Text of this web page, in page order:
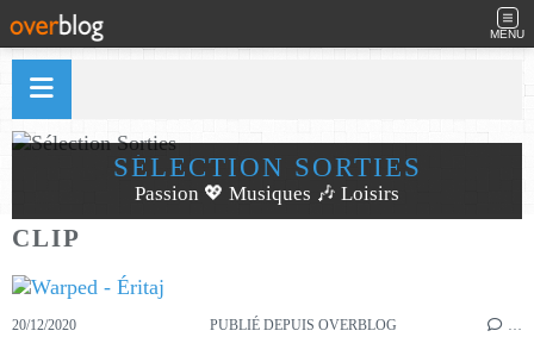
MENU
SÉLECTION SORTIES
Passion 💖 Musiques 🎶 Loisirs
CLIP
20/12/2020 PUBLIÉ DEPUIS OVERBLOG …